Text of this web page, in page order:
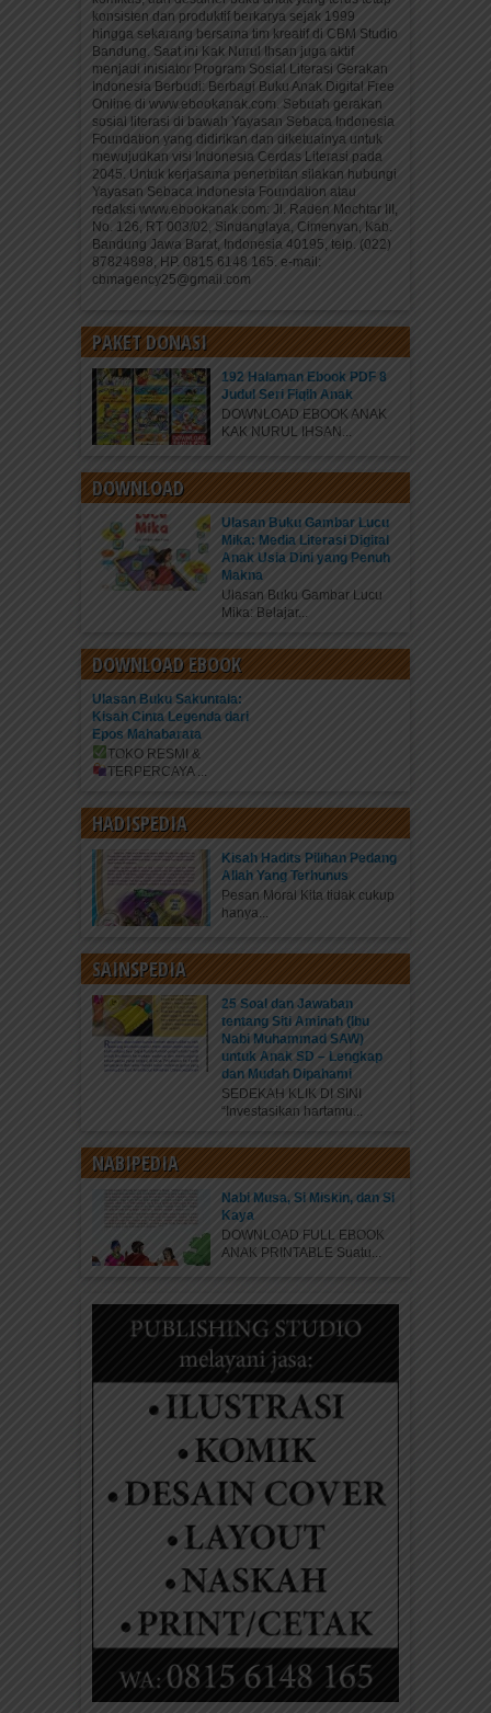
konsisten dan produktif berkarya sejak 1999
hingga sekarang bersama tim kreatif di CBM Studio
Bandung. Saat ini Kak Nurul Ihsan juga aktif
menjadi inisiator Program Sosial Literasi Gerakan
Indonesia Berbudi: Berbagi Buku Anak Digital Free
Online di www.ebookanak.com. Sebuah gerakan
sosial literasi di bawah Yayasan Sebaca Indonesia
Foundation yang didirikan dan diketuainya untuk
mewujudkan visi Indonesia Cerdas Literasi pada
2045. Untuk kerjasama penerbitan silakan hubungi
Yayasan Sebaca Indonesia Foundation atau
redaksi www.ebookanak.com: Jl. Raden Mochtar III,
No. 126, RT 003/02, Sindanglaya, Cimenyan, Kab.
Bandung Jawa Barat, Indonesia 40195, telp. (022)
87824898, HP. 0815 6148 165. e-mail:
cbmagency25@gmail.com
PAKET DONASI
192 Halaman Ebook PDF 8
Judul Seri Fiqih Anak
DOWNLOAD EBOOK ANAK
KAK NURUL IHSAN...
DOWNLOAD
Ulasan Buku Gambar Lucu
Mika: Media Literasi Digital
Anak Usia Dini yang Penuh
Makna
Ulasan Buku Gambar Lucu
Mika: Belajar...
DOWNLOAD EBOOK
Ulasan Buku Sakuntala:
Kisah Cinta Legenda dari
Epos Mahabarata
TOKO RESMI &
TERPERCAYA ...
HADISPEDIA
Kisah Hadits Pilihan Pedang
Allah Yang Terhunus
Pesan Moral Kita tidak cukup
hanya...
SAINSPEDIA
25 Soal dan Jawaban
tentang Siti Aminah (Ibu
Nabi Muhammad SAW)
untuk Anak SD – Lengkap
dan Mudah Dipahami
SEDEKAH KLIK DI SINI
“Investasikan hartamu...
NABIPEDIA
Nabi Musa, Si Miskin, dan Si
Kaya
DOWNLOAD FULL EBOOK
ANAK PRINTABLE Suatu...